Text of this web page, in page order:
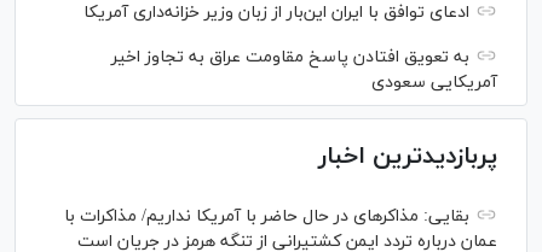
ادعای توافق با ایران این‌بار از زبان وزیر خزانه‌داری آمریکا
به تعویق افتادن پاسخ مقاومت عراق به تجاوز اخیر
آمریکایی سعودی
پربازدیدترین اخبار
بقایی: مذاکره‎ای در حال حاضر با آمریکا نداریم/ مذاکرات با
عمان درباره تردد ایمن کشتیرانی از تنگه هرمز در جریان است